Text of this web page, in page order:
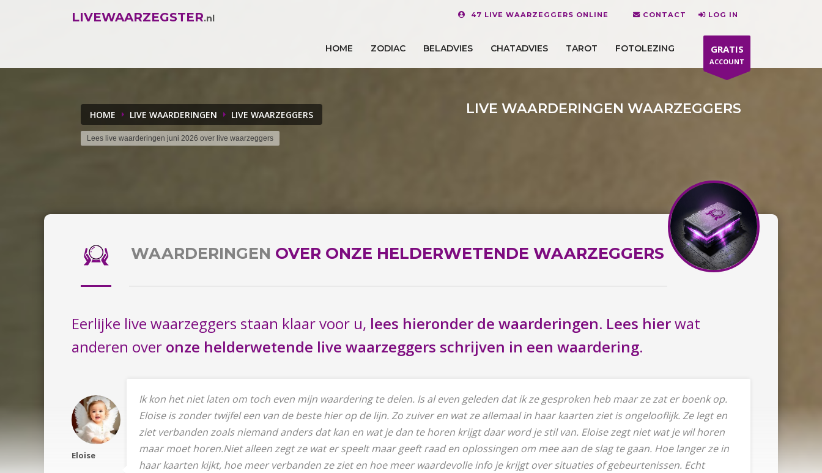
LIVEWAARZEGSTER.nl 47 LIVE WAARZEGGERS ONLINE CONTACT LOG IN
HOME ZODIAC BELADVIES CHATADVIES TAROT FOTOLEZING GRATIS
ACCOUNT
HOME LIVE WAARDERINGEN LIVE WAARZEGGERS
Lees live waarderingen juni 2026 over live waarzeggers
LIVE WAARDERINGEN WAARZEGGERS
WAARDERINGEN OVER ONZE HELDERWETENDE WAARZEGGERS
Eerlijke live waarzeggers staan klaar voor u, lees hieronder de waarderingen. Lees hierwat
anderen over onze helderwetende live waarzeggers schrijven in een waardering.
Eloise
Ik kon het niet laten om toch even mijn waardering te delen. Is al even geleden dat ik ze gesproken heb maar ze zat er boenk op.
Eloise is zonder twijfel een van de beste hier op de lijn. Zo zuiver en wat ze allemaal in haar kaarten ziet is ongelooflijk. Ze legt en
ziet verbanden zoals niemand anders dat kan en wat je dan te horen krijgt daar word je stil van. Eloise zegt niet wat je wil horen
maar moet horen.Niet alleen zegt ze wat er speelt maar geeft raad en oplossingen om mee aan de slag te gaan. Hoe langer ze in
haar kaarten kijkt, hoe meer verbanden ze ziet en hoe meer waardevolle info je krijgt over situaties of gebeurtenissen. Echt